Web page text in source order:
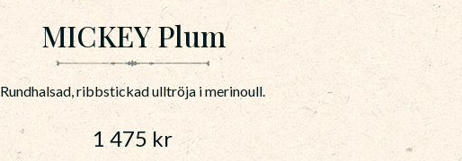
MICKEY Plum
Rundhalsad, ribbstickad ulltröja i merinoull.
1 475 kr